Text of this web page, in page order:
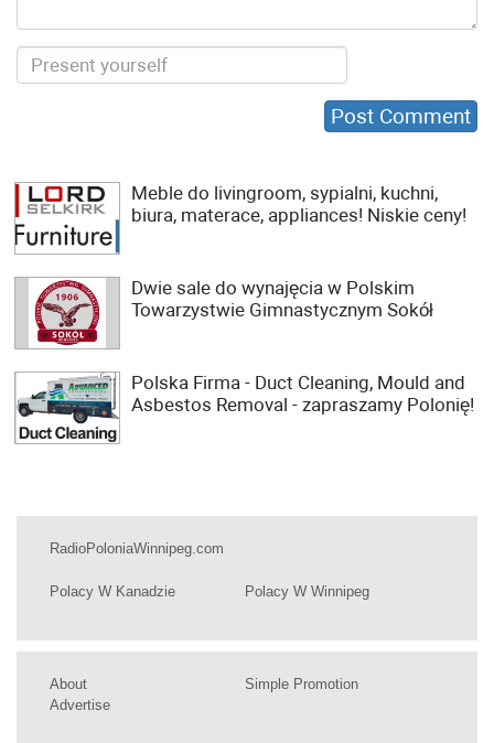
Meble do livingroom, sypialni, kuchni,
biura, materace, appliances! Niskie ceny!
Dwie sale do wynajęcia w Polskim
Towarzystwie Gimnastycznym Sokół
Polska Firma - Duct Cleaning, Mould and
Asbestos Removal - zapraszamy Polonię!
RadioPoloniaWinnipeg.com
Polacy W Kanadzie Polacy W Winnipeg
About
Advertise
Simple Promotion